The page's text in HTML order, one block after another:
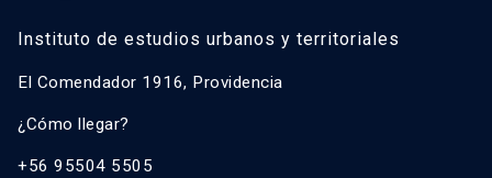
Instituto de estudios urbanos y territoriales
El Comendador 1916, Providencia
¿Cómo llegar?
+56 95504 5505